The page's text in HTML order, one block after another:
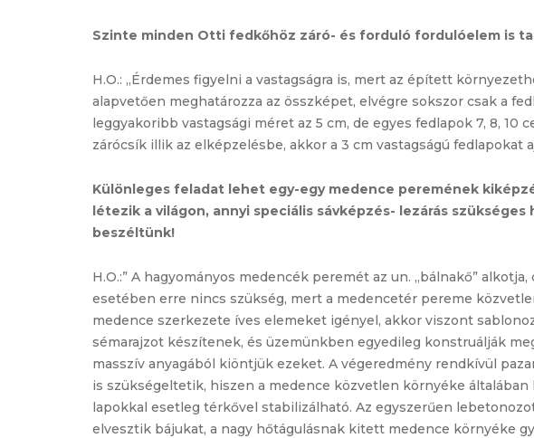
Szinte minden Otti fedkőhöz záró- és forduló fordulóelem is
H.O.: „Érdemes figyelni a vastagságra is, mert az épített
alapvetően meghatározza az összképet, elvégre sokszor csak a
leggyakoribb vastagsági méret az 5 cm, de egyes fedlapok 7, 8,
zárócsík illik az elképzelésbe, akkor a 3 cm vastagságú fedlapokat
Különleges feladat lehet egy-egy medence peremének
létezik a világon, annyi speciális sávképzés- lezárás szükséges
beszéltünk!
H.O.:” A hagyományos medencék peremét az un. „bálnakő”
esetében erre nincs szükség, mert a medencetér pereme
medence szerkezete íves elemeket igényel, akkor viszont
sémarajzot készítenek, és üzemünkben egyedileg konstruálják
masszív anyagából kiöntjük ezeket. A végeredmény rendkívül
is szükségeltetik, hiszen a medence közvetlen környéke
lapokkal esetleg térkővel stabilizálható. Az egyszerűen
elvesztik bájukat, a nagy hőtágulásnak kitett medence környéke